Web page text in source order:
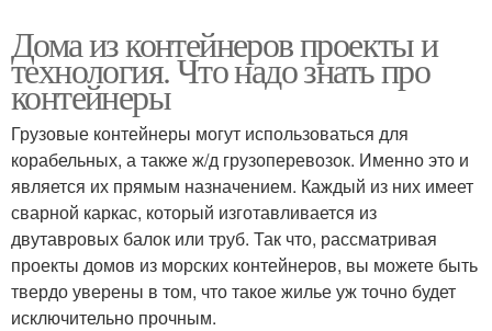
Дома из контейнеров проекты и
технология. Что надо знать про
контейнеры
Грузовые контейнеры могут использоваться для
корабельных, а также ж/д грузоперевозок. Именно это и
является их прямым назначением. Каждый из них имеет
сварной каркас, который изготавливается из
двутавровых балок или труб. Так что, рассматривая
проекты домов из морских контейнеров, вы можете быть
твердо уверены в том, что такое жилье уж точно будет
исключительно прочным.